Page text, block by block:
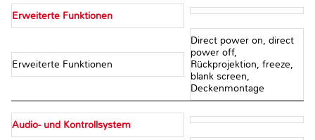
Erweiterte Funktionen
Erweiterte Funktionen
Direct power on, direct
power off,
Rückprojektion, freeze,
blank screen,
Deckenmontage
Audio- und Kontrollsystem